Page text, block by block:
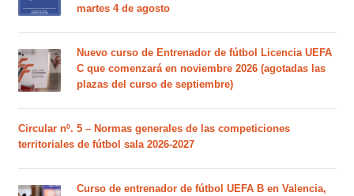
martes 4 de agosto
Nuevo curso de Entrenador de fútbol Licencia UEFA
C que comenzará en noviembre 2026 (agotadas las
plazas del curso de septiembre)
Circular nº. 5 – Normas generales de las competiciones
territoriales de fútbol sala 2026-2027
Curso de entrenador de fútbol UEFA B en Valencia,